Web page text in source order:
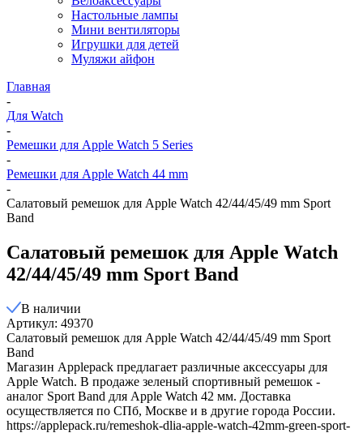
Настольные лампы
Мини вентиляторы
Игрушки для детей
Муляжи айфон
Главная
-
Для Watch
-
Ремешки для Apple Watch 5 Series
-
Ремешки для Apple Watch 44 mm
-
Салатовый ремешок для Apple Watch 42/44/45/49 mm Sport
Band
Салатовый ремешок для Apple Watch
42/44/45/49 mm Sport Band
В наличии
Артикул: 49370
Салатовый ремешок для Apple Watch 42/44/45/49 mm Sport
Band
Магазин Applepack предлагает различные аксессуары для
Apple Watch. В продаже зеленый спортивный ремешок -
аналог Sport Band для Apple Watch 42 мм. Доставка
осуществляется по СПб, Москве и в другие города России.
https://applepack.ru/remeshok-dlia-apple-watch-42mm-green-sport-